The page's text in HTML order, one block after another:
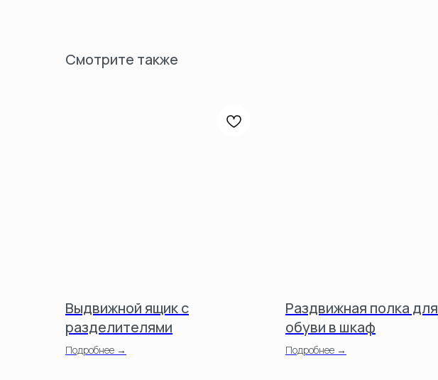
Смотрите также
Выдвижной ящик с
разделителями
Подробнее →
Раздвижная полка для
обуви в шкаф
Подробнее →